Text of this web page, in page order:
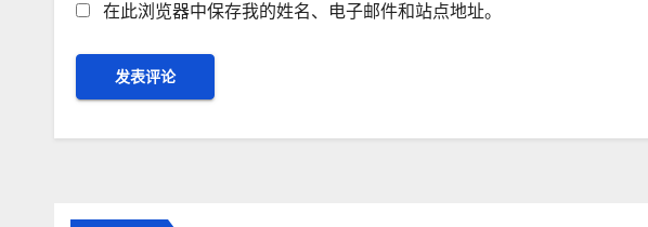
在此浏览器中保存我的姓名、电子邮件和站点地址。